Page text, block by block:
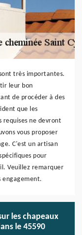
très importantes.
leur bon
de procéder à des
que les
requises ne devront
vous proposer
C'est un artisan
pour
Veuillez remarquer
engagement.
les chapeaux
le 45590